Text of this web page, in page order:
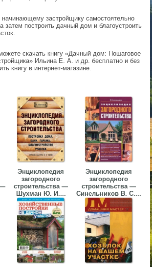
застройщику самостоятельно
затем построить дачный дом и благоустроить
скачать книгу «Дачный дом: Пошаговое
Ильина Е. А. и др. бесплатно и без
книгу в интернет-магазине.
—
Энциклопедия
загородного
строительства —
Шухман Ю. И....
Энциклопедия
загородного
строительства —
Синельников В. С....